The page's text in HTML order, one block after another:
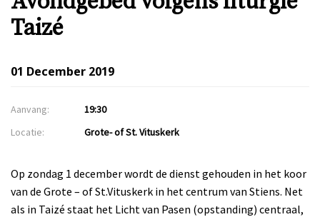
Taizé
01 December 2019
Aanvang:
19:30
Locatie:
Grote- of St. Vituskerk
Op zondag 1 december wordt de dienst gehouden in het koor
van de Grote – of St.Vituskerk in het centrum van Stiens. Net
als in Taizé staat het Licht van Pasen (opstanding) centraal,